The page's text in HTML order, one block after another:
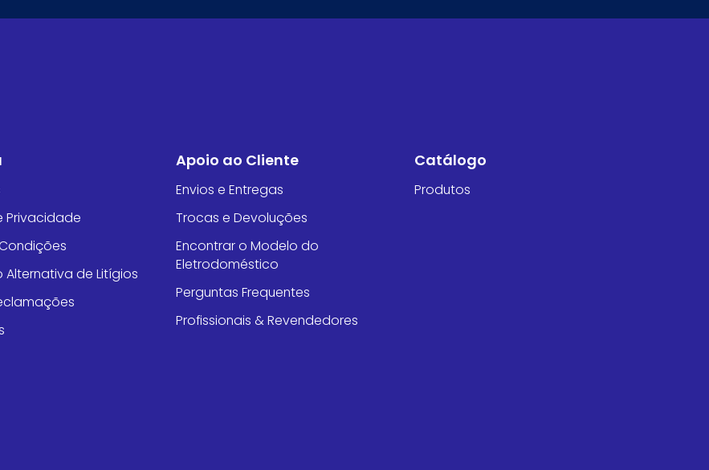
Privacidade
Alternativa de Litígios
Apoio ao Cliente
Envios e Entregas
Trocas e Devoluções
Encontrar o Modelo do
Eletrodoméstico
Perguntas Frequentes
Profissionais & Revendedores
Catálogo
Produtos